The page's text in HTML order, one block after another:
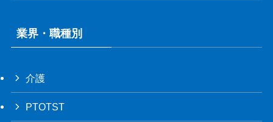
業界・職種別
介護
PTOTST